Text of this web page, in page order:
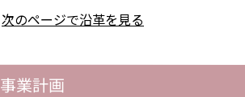
次のページで沿革を見る
事業計画